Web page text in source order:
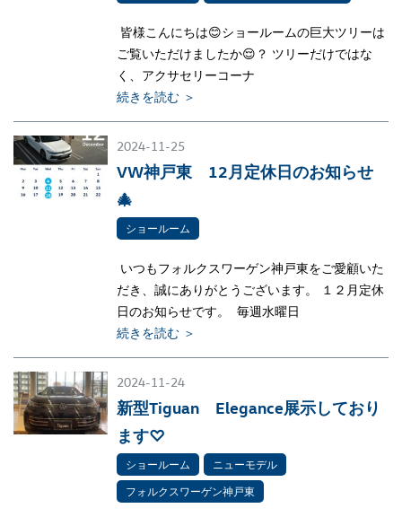
皆様こんにちは😊ショールームの巨大ツリーは
ご覧いただけましたか😌？ ツリーだけではな
く、アクサセリーコーナ
続きを読む ＞
2024-11-25
VW神戸東 12月定休日のお知らせ
🎄
ショールーム
いつもフォルクスワーゲン神戸東をご愛顧いた
だき、誠にありがとうございます。 １２月定休
日のお知らせです。 毎週水曜日
続きを読む ＞
2024-11-24
新型Tiguan Elegance展示しており
ます♡
ショールーム
ニューモデル
フォルクスワーゲン神戸東